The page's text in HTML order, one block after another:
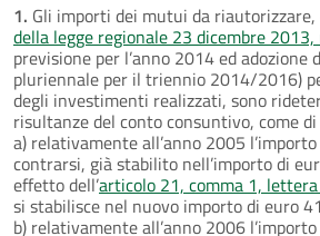
1. Gli importi dei mutui da riautorizzare,
della legge regionale 23 dicembre 2013,
previsione per l’anno 2014 ed adozione
pluriennale per il triennio 2014/2016)
degli investimenti realizzati, sono
risultanze del conto consuntivo, come
a) relativamente all’anno 2005
contrarsi, già stabilito nell’importo di
effetto dell’articolo 21, comma 1,
si stabilisce nel nuovo importo di euro
b) relativamente all’anno 2006